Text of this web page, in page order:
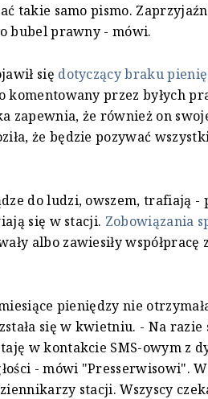
takie samo pismo.
bubel prawny - mówi.
się dotyczący braku
komentowany przez byłych
zapewnia, że również on
że będzie pozywać
do ludzi, owszem, trafiają -
się w stacji. Zobowiązania
albo zawiesiły współpracę
pieniędzy nie
się w kwietniu. - Na razie
w kontakcie SMS-owym z
- mówi "Presserwisowi".
stacji. Wszyscy